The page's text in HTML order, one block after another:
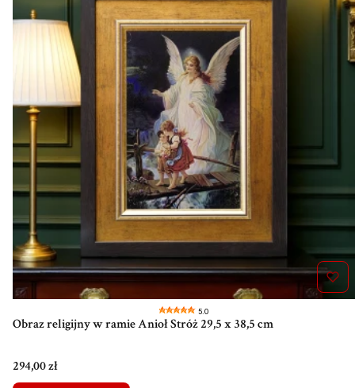
5.0
Obraz religijny w ramie Anioł Stróż 29,5 x 38,5 cm
Cena
294,00 zł